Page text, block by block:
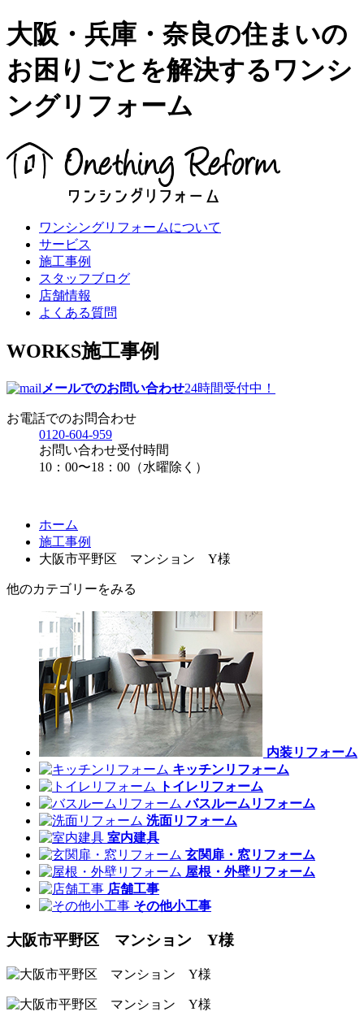
大阪・兵庫・奈良の住まいの
お困りごとを解決するワンシ
ングリフォーム
ワンシングリフォームについて
サービス
施工事例
スタッフブログ
店舗情報
よくある質問
WORKS施工事例
メールでのお問い合わせ24時間受付中！
お電話でのお問合わせ
0120-604-959
お問い合わせ受付時間
10：00〜18：00（水曜除く）
ホーム
施工事例
大阪市平野区 マンション Y様
他のカテゴリーをみる
内装リフォーム
キッチンリフォーム
トイレリフォーム
バスルームリフォーム
洗面リフォーム
室内建具
玄関扉・窓リフォーム
屋根・外壁リフォーム
店舗工事
その他小工事
大阪市平野区 マンション Y様